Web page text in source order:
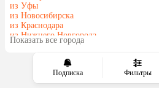
Подписка Фильтры
из Уфы
из Новосибирска
из Краснодара
из Нижнего Новгорода
из Перми
Показать все города